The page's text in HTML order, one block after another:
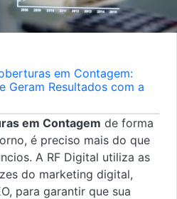
em Contagem:
Geram Resultados com a
em Contagem de forma
é preciso mais do que
A RF Digital utiliza as
do marketing digital,
para garantir que sua